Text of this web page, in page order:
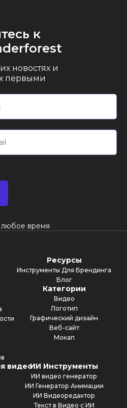
к
новостях и
первыми
любое время
Ресурсы
Инструменты Для Брендинга
Блог
Категории
Видео
Логотип
Графический дизайн
Веб-сайт
Мокап
видеоИИ Инструменты
ИИ видео генератор
ИИ Генератор Анимации
ИИ Видеоредактор
Текст в Видео с ИИ